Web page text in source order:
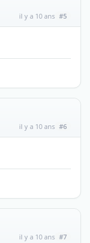
il y a 10 ans #5
il y a 10 ans #6
il y a 10 ans #7